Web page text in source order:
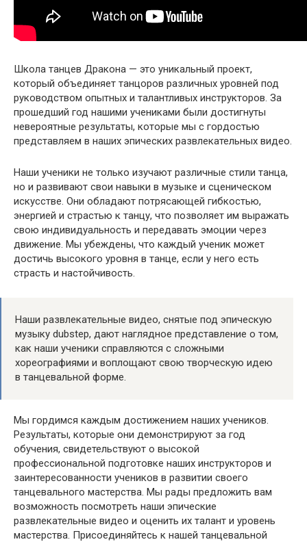
Школа танцев Дракона — это уникальный проект,
который объединяет танцоров различных уровней под
руководством опытных и талантливых инструкторов. За
прошедший год нашими учениками были достигнуты
невероятные результаты, которые мы с гордостью
представляем в наших эпических развлекательных видео.
Наши ученики не только изучают различные стили танца,
но и развивают свои навыки в музыке и сценическом
искусстве. Они обладают потрясающей гибкостью,
энергией и страстью к танцу, что позволяет им выражать
свою индивидуальность и передавать эмоции через
движение. Мы убеждены, что каждый ученик может
достичь высокого уровня в танце, если у него есть
страсть и настойчивость.
Наши развлекательные видео, снятые под эпическую
музыку dubstep, дают наглядное представление о том,
как наши ученики справляются с сложными
хореографиями и воплощают свою творческую идею
в танцевальной форме.
Мы гордимся каждым достижением наших учеников.
Результаты, которые они демонстрируют за год
обучения, свидетельствуют о высокой
профессиональной подготовке наших инструкторов и
заинтересованности учеников в развитии своего
танцевального мастерства. Мы рады предложить вам
возможность посмотреть наши эпические
развлекательные видео и оценить их талант и уровень
мастерства. Присоединяйтесь к нашей танцевальной